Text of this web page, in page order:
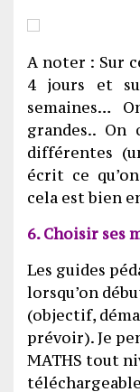
A noter : Sur
4 jours et
semaines…
grandes.. On
différentes
écrit ce
cela est bien
6. Choisir ses
Les guides
lorsqu’on
(objectif,
prévoir). Je
MATHS tout